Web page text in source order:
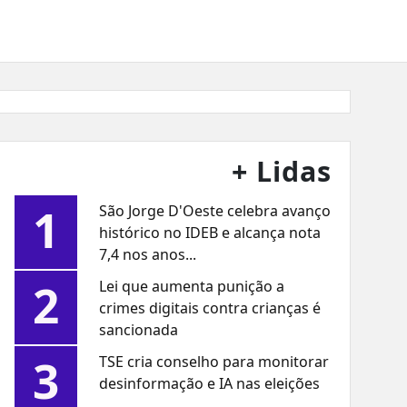
+ Lidas
1
São Jorge D'Oeste celebra avanço
histórico no IDEB e alcança nota
7,4 nos anos...
2
Lei que aumenta punição a
crimes digitais contra crianças é
sancionada
3
TSE cria conselho para monitorar
desinformação e IA nas eleições